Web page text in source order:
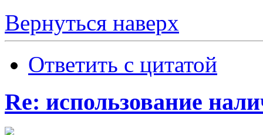
Вернуться наверх
Ответить с цитатой
Re: использование